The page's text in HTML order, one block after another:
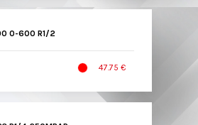
0-600 R1/2
47.75 €